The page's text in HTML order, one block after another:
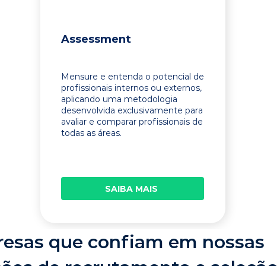
Assessment
Mensure e entenda o potencial de
profissionais internos ou externos,
aplicando uma metodologia
desenvolvida exclusivamente para
avaliar e comparar profissionais de
todas as áreas.
SAIBA MAIS
que confiam em nossas